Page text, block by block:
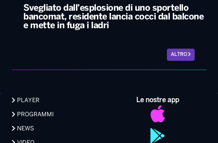
Svegliato dall’esplosione di uno sportello
bancomat, residente lancia cocci dal balcone
e mette in fuga i ladri
ALTRO
Le nostre app
PLAYER
PROGRAMMI
NEWS